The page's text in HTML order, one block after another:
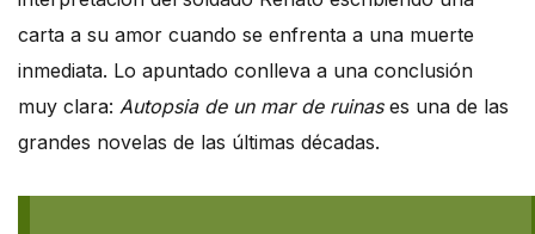
carta a su amor cuando se enfrenta a una muerte
inmediata. Lo apuntado conlleva a una conclusión
muy clara: Autopsia de un mar de ruinases una de las
grandes novelas de las últimas décadas.